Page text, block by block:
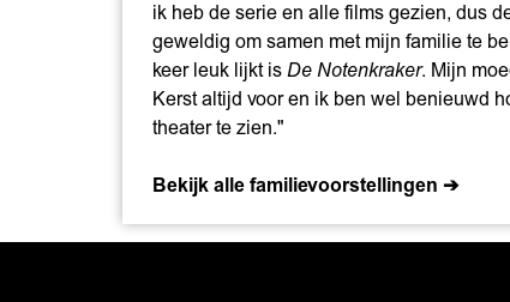
ik heb de serie en alle films gezien, dus
geweldig om samen met mijn familie te
keer leuk lijkt is De Notenkraker. Mijn
Kerst altijd voor en ik ben wel benieuwd
theater te zien."
Bekijk alle familievoorstellingen ➔